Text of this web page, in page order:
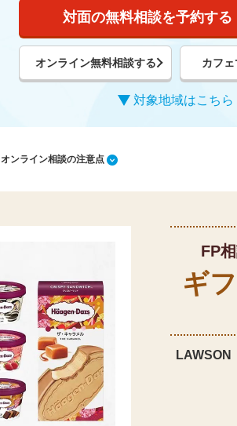
対面の無料相談を予約する
オンライン無料相談する カフ
対象地域はこちら
ンライン相談の注意点
FP
ギ
LAWSON